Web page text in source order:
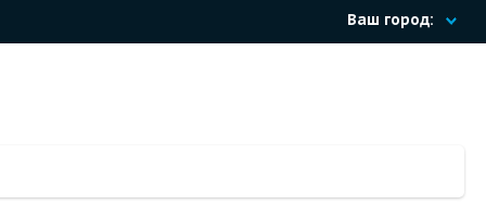
Ваш город: